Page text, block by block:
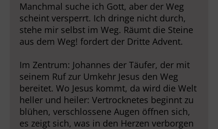
Manchmal suche ich Gott, aber der Weg
scheint versperrt. Ich dringe nicht durch,
stehe mir selbst im Weg. Räumt die Steine
aus dem Weg! fordert der Dritte Advent.
Im Zentrum: Johannes der Täufer, der mit
seinem Ruf zur Umkehr Jesus den Weg
bereitet. Wo Jesus kommt, da wird die Welt
heller und heiler: Vertrocknetes beginnt zu
blühen, verschlossene Augen öffnen sich,
es zeigt sich, was in den Herzen verborgen